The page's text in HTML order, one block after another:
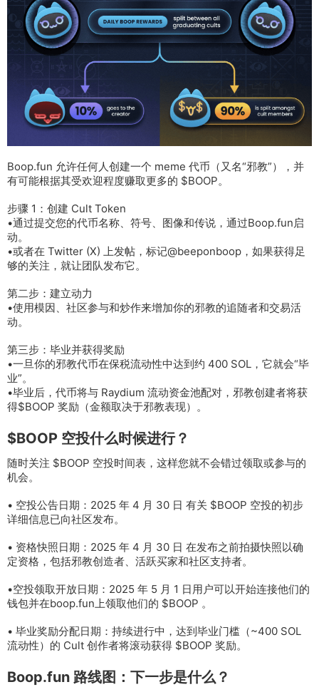
Boop.fun 允许任何人创建一个 meme 代币（又名“邪教”），并
有可能根据其受欢迎程度赚取更多的 $BOOP。
步骤 1：创建 Cult Token
•通过提交您的代币名称、符号、图像和传说，通过Boop.fun启
动。
•或者在 Twitter (X) 上发帖，标记@beeponboop，如果获得足
够的关注，就让团队发布它。
第二步：建立动力
•使用模因、社区参与和炒作来增加你的邪教的追随者和交易活
动。
第三步：毕业并获得奖励
•一旦你的邪教代币在保税流动性中达到约 400 SOL，它就会“毕
业”。
•毕业后，代币将与 Raydium 流动资金池配对，邪教创建者将获
得$BOOP 奖励（金额取决于邪教表现）。
$BOOP 空投什么时候进行？
随时关注 $BOOP 空投时间表，这样您就不会错过领取或参与的
机会。
• 空投公告日期：2025 年 4 月 30 日 有关 $BOOP 空投的初步
详细信息已向社区发布。
• 资格快照日期：2025 年 4 月 30 日 在发布之前拍摄快照以确
定资格，包括邪教创造者、活跃买家和社区支持者。
•空投领取开放日期：2025 年 5 月 1 日用户可以开始连接他们的
钱包并在boop.fun上领取他们的 $BOOP 。
• 毕业奖励分配日期：持续进行中，达到毕业门槛（~400 SOL
流动性）的 Cult 创作者将滚动获得 $BOOP 奖励。
Boop.fun 路线图：下一步是什么？